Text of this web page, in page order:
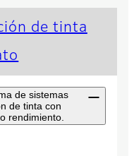
de tinta
de sistemas
de tinta con
rendimiento.